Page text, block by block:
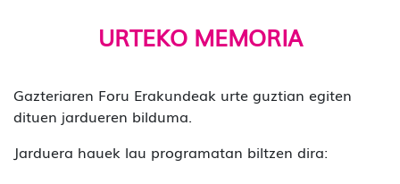
URTEKO MEMORIA
Gazteriaren Foru Erakundeak urte guztian egiten
dituen jardueren bilduma.
Jarduera hauek lau programatan biltzen dira: